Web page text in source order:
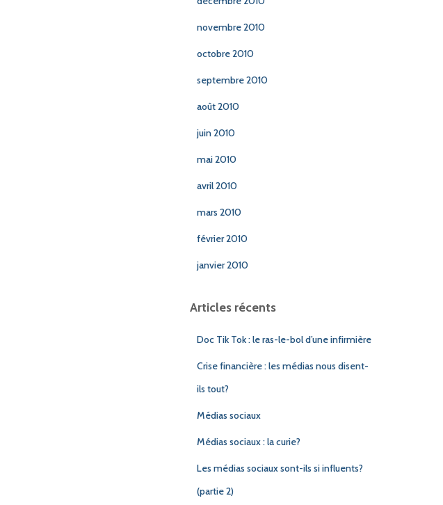
novembre 2010
octobre 2010
septembre 2010
août 2010
juin 2010
mai 2010
avril 2010
mars 2010
février 2010
janvier 2010
Articles récents
Doc Tik Tok : le ras-le-bol d’une infirmière
Crise financière : les médias nous disent-
ils tout?
Médias sociaux
Médias sociaux : la curie?
Les médias sociaux sont-ils si influents?
(partie 2)